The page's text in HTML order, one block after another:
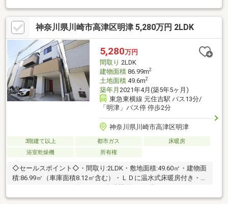
神奈川県川崎市高津区明津 5,280万円 2LDK
5,280万円
間取り 2LDK
建物面積86.99m2
土地面積49.6m2
築年月 2021年4月(築5年5ヶ月)
東急東横線 元住吉駅 バス13分/
「明津」バス停 停歩2分
神奈川県川崎市高津区明津
3階建て以上 都市ガス
床暖房
浴室乾燥機
所有権
◇セールスポイント◇・間取り:2LDK・敷地面積:49.60㎡・建物面
積:86.99㎡（車庫面積8.12㎡含む）・ＬＤに温水式床暖房付き・カ
ウンターキッチン・ビルドイン食洗機付き・1階ウォークインクロ
ーゼットあり・浴室乾燥機付き・ビルドイン車庫（8.12㎡）